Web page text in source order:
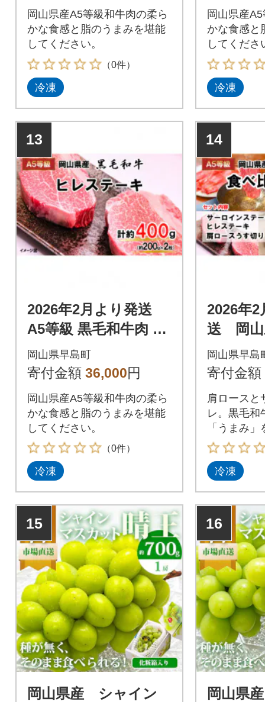
岡山県産A5等級和牛肉の柔ら
かな食感と脂のうまみを堪能
してください。
（0件）
冷凍
岡山県産
かな食感と
してくださ
冷凍
13
2026年2月より発送
A5等級 黒毛和牛肉 ヒ
レステーキ 約400g(約
200g×2枚) 岡山県産
岡山県早島町
寄付金額 36,000円
岡山県産A5等級和牛肉の柔ら
かな食感と脂のうまみを堪能
してください。
（0件）
冷凍
14
2026年2
送 岡山
黒毛和
ト
岡山県早島
寄付金額
肩ロースと
レ。黒毛和
「うまみ
い。
冷凍
15
岡山県産 シャイン
16
岡山県